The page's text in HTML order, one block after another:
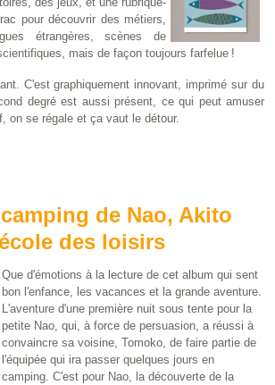
pour découvrir des métiers,
étrangères, scènes de
mais de façon toujours farfelue !
C'est graphiquement innovant, imprimé sur du
degré est aussi présent, ce qui peut amuser
on se régale et ça vaut le détour.
de Nao, Akito
des loisirs
Que d'émotions à la lecture de cet album qui sent
bon l'enfance, les vacances et la grande aventure.
L'aventure d'une première nuit sous tente pour la
petite Nao, qui, à force de persuasion, a réussi à
convaincre sa voisine, Tomoko, de faire partie de
l'équipée qui ira passer quelques jours en
camping. C'est pour Nao, la découverte de la